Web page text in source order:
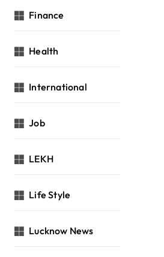
Finance
Health
International
Job
LEKH
Life Style
Lucknow News